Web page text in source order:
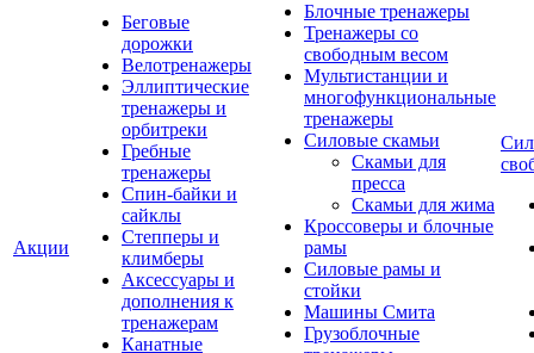
Акции
Беговые
дорожки
Велотренажеры
Эллиптические
тренажеры и
орбитреки
Гребные
тренажеры
Спин-байки и
сайклы
Степперы и
климберы
Аксессуары и
дополнения к
тренажерам
Канатные
Блочные тренажеры
Тренажеры со
свободным весом
Мультистанции и
многофункциональные
тренажеры
Силовые скамьи
Скамьи для
пресса
Скамьи для жима
Кроссоверы и блочные
рамы
Силовые рамы и
стойки
Машины Смита
Грузоблочные